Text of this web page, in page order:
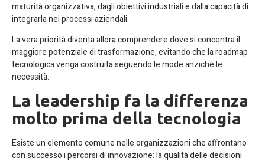
maturità organizzativa, dagli obiettivi industriali e dalla capacità di
integrarla nei processi aziendali.
La vera priorità diventa allora comprendere dove si concentra il
maggiore potenziale di trasformazione, evitando che la roadmap
tecnologica venga costruita seguendo le mode anziché le
necessità.
La leadership fa la differenza
molto prima della tecnologia
Esiste un elemento comune nelle organizzazioni che affrontano
con successo i percorsi di innovazione: la qualità delle decisioni